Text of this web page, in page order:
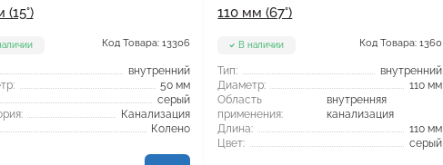
Код Товара: 13306
внутренний
50 мм
серый
Канализация
Колено
110 мм (67°)
В наличии Код Товара: 1360
Тип:
внутренний
Диаметр:
110 мм
Область
применения:
внутренняя
канализация
Длина:
110 мм
Цвет:
серый